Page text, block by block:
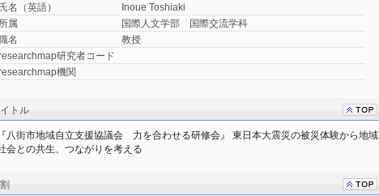
氏名（英語）
Inoue Toshiaki
所属
国際人文学部 国際交流学科
名
教授
研究者コード
機関
トル
『八街市地域自立支援協議会　力を合わせる研修会』 東日本大震災の被災体験から地域
会との共生、つながりを考える